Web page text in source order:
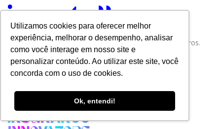
Utilizamos cookies para oferecer melhor
experiência, melhorar o desempenho, analisar
como você interage em nosso site e
personalizar conteúdo. Ao utilizar este site, você
concorda com o uso de cookies.
Ok, entendi!
Tudo sobre Tecnologia e Inovação no Mercado de Seguros.